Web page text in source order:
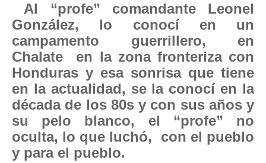
Al “profe” comandante Leonel
González, lo conocí en un
campamento guerrillero, en
Chalate en la zona fronteriza con
Honduras y esa sonrisa que tiene
en la actualidad, se la conocí en la
década de los 80s y con sus años y
su pelo blanco, el “profe” no
oculta, lo que luchó, con el pueblo
y para el pueblo.